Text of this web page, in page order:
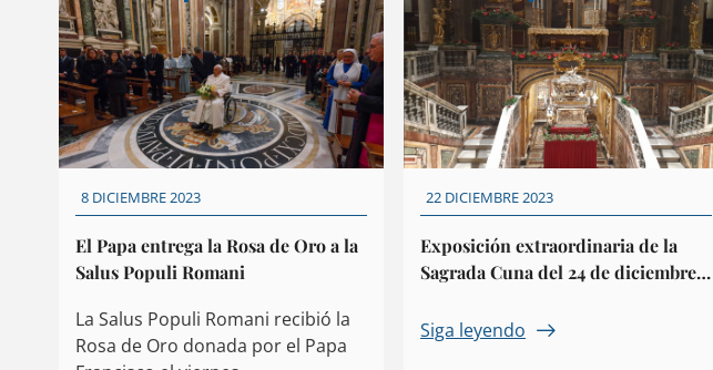
8 DICIEMBRE 2023
El Papa entrega la Rosa de Oro a la
Salus Populi Romani
La Salus Populi Romani recibió la
Rosa de Oro donada por el Papa
22 DICIEMBRE 2023
Exposición extraordinaria de la
Sagrada Cuna del 24 de diciembre
Siga leyendo